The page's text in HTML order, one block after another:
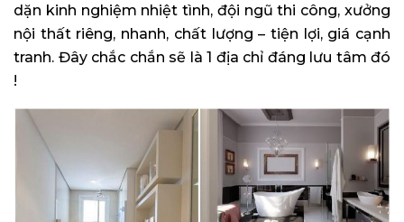
dặn kinh nghiệm nhiệt tình, đội ngũ thi công, xưởng
nội thất riêng, nhanh, chất lượng – tiện lợi, giá cạnh
tranh. Đây chắc chắn sẽ là 1 địa chỉ đáng lưu tâm đó
!